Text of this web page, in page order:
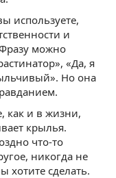
используете,
и
можно
«Да, я
Но она
как и в жизни,
крылья.
что-то
никогда не
хотите сделать.